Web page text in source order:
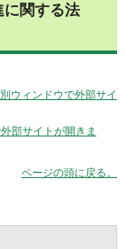
に関する法
ウィンドウで外部サイ
部サイトが開きま
ページの頭に戻る。